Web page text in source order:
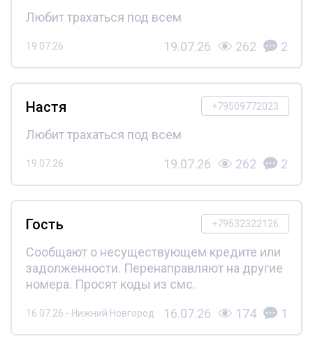
Любит трахаться под всем
19.07.26 19.07.26 262 2
+79509772023
Настя
Любит трахаться под всем
19.07.26 19.07.26 262 2
+79532322126
Гость
Сообщают о несуществующем кредите или
задолженности. Перенаправляют на другие
номера. Просят коды из смс.
16.07.26 - Нижний Новгород 16.07.26 174 1